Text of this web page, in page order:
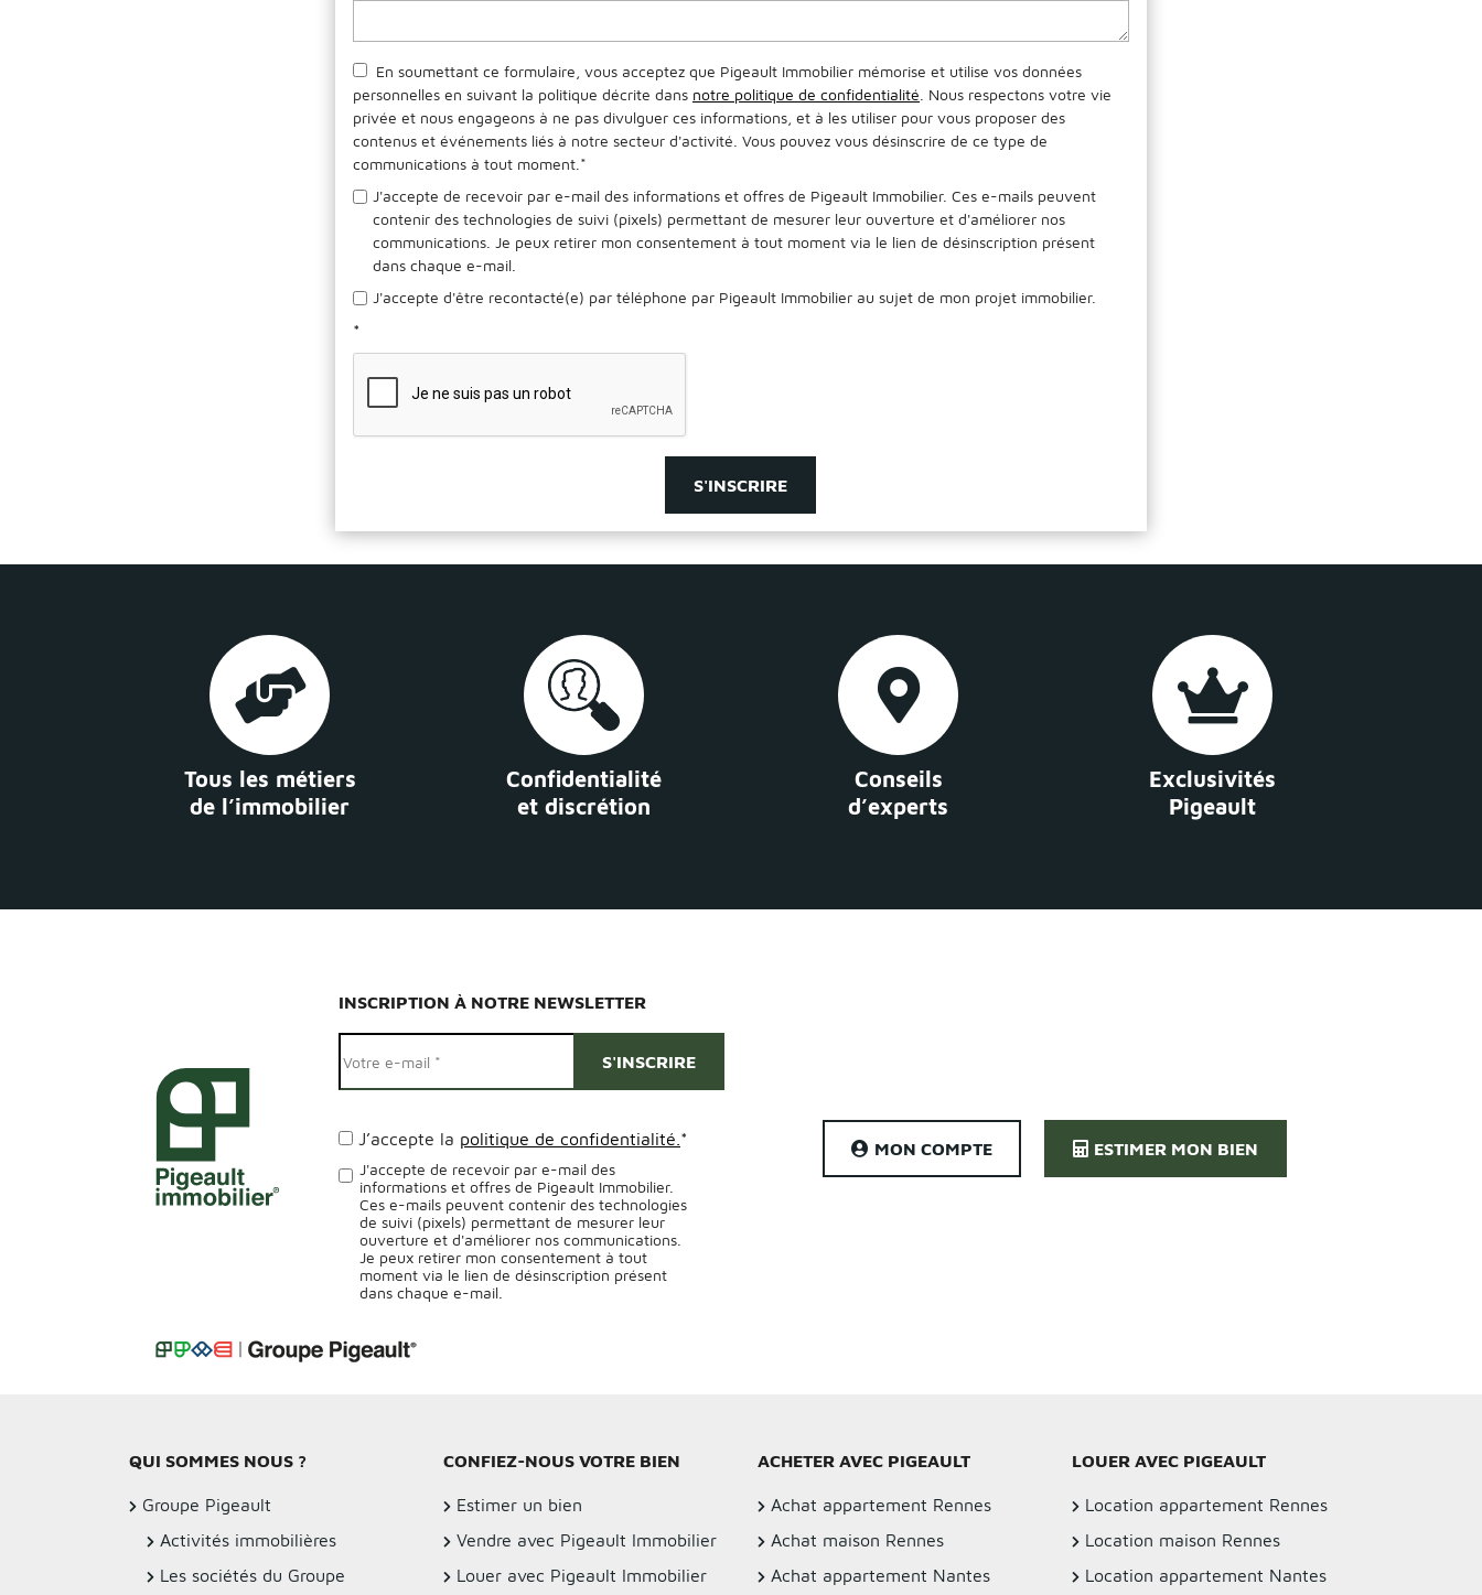
En soumettant ce formulaire, vous acceptez que Pigeault Immobilier mémorise et utilise vos données
personnelles en suivant la politique décrite dans notre politique de confidentialité . Nous respectons votre vie
privée et nous engageons à ne pas divulguer ces informations, et à les utiliser pour vous proposer des
contenus et événements liés à notre secteur d'activité. Vous pouvez vous désinscrire de ce type de
communications à tout moment. *
J'accepte de recevoir par e-mail des informations et offres de Pigeault Immobilier. Ces e-mails peuvent
contenir des technologies de suivi (pixels) permettant de mesurer leur ouverture et d'améliorer nos
communications. Je peux retirer mon consentement à tout moment via le lien de désinscription présent
dans chaque e-mail.
J'accepte d'être recontacté(e) par téléphone par Pigeault Immobilier au sujet de mon projet immobilier.
*
Tous les métiers
de l’immobilier
Confidentialité
et discrétion
Conseils
d’experts
Exclusivités
Pigeault
MON COMPTE ESTIMER MON BIEN
INSCRIPTION À NOTRE NEWSLETTER
J’accepte la politique de confidentialité. *
J'accepte de recevoir par e-mail des
informations et offres de Pigeault Immobilier.
Ces e-mails peuvent contenir des technologies
de suivi (pixels) permettant de mesurer leur
ouverture et d'améliorer nos communications.
Je peux retirer mon consentement à tout
moment via le lien de désinscription présent
dans chaque e-mail.
Alternative:
QUI SOMMES NOUS ?
Groupe Pigeault
Activités immobilières
Les sociétés du Groupe
CONFIEZ-NOUS VOTRE BIEN
Estimer un bien
Vendre avec Pigeault Immobilier
Louer avec Pigeault Immobilier
ACHETER AVEC PIGEAULT
Achat appartement Rennes
Achat maison Rennes
Achat appartement Nantes
LOUER AVEC PIGEAULT
Location appartement Rennes
Location maison Rennes
Location appartement Nantes